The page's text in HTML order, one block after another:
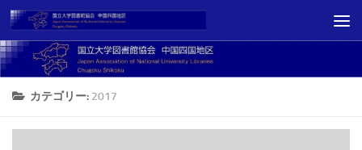
コンテンツへスキップ
カテゴリー: 2017